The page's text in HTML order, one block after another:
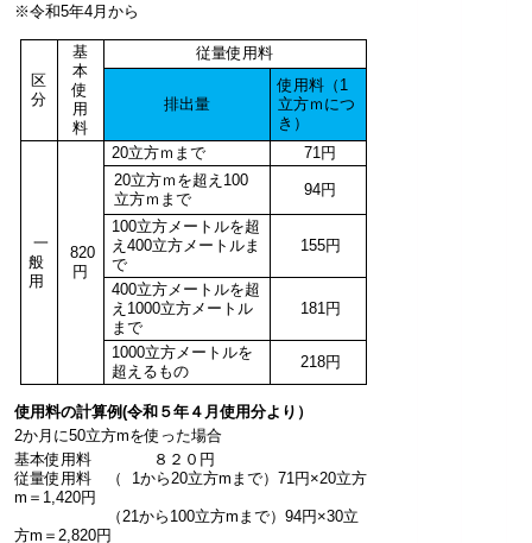
※令和5年4月から
区
分
基
本
使
用
料
従量使用料
排出量
使用料（1
立方ｍにつ
き）
一
般
用
820
円
20立方ｍまで
71円
20立方ｍを超え100
立方ｍまで
94円
100立方メートルを超
え400立方メートルま
で
155円
400立方メートルを超
え1000立方メートル
まで
181円
1000立方メートルを
超えるもの
218円
使用料の計算例(令和５年４月使用分より）
2か月に50立方mを使った場合
基本使用料 ８２０円
従量使用料 （ 1から20立方mまで）71円×20立方
m＝1,420円
（21から100立方mまで）94円×30立
方m＝2,820円